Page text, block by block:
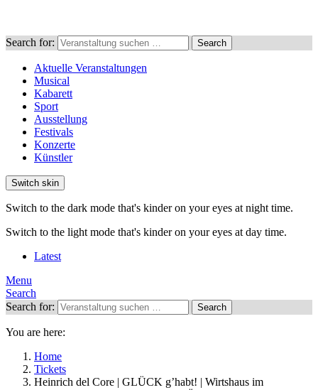
Search for: Search
Aktuelle Veranstaltungen
Musical
Kabarett
Sport
Ausstellung
Festivals
Konzerte
Künstler
Switch skin
Switch to the dark mode that's kinder on your eyes at night time.
Switch to the light mode that's kinder on your eyes at day time.
Latest
Menu
Search
Search for:
Search
You are here:
Home
Tickets
Heinrich del Core | GLÜCK g’habt! | Wirtshaus im